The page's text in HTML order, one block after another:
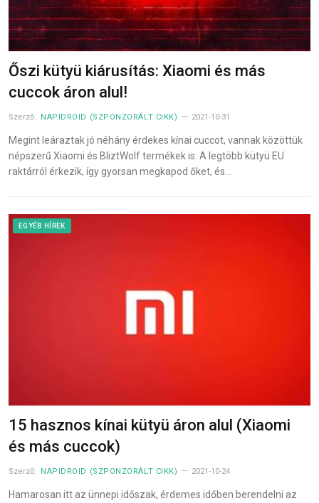
Őszi kütyü kiárusítás: Xiaomi és más
cuccok áron alul!
Szerző: NAPIDROID (SZPONZORÁLT CIKK) 2021-10-31
Megint leáraztak jó néhány érdekes kínai cuccot, vannak közöttük
népszerű Xiaomi és BliztWolf termékek is. A legtöbb kütyü EU
raktárról érkezik, így gyorsan megkapod őket, és…
EGYÉB HÍREK
15 hasznos kínai kütyü áron alul (Xiaomi
és más cuccok)
Szerző: NAPIDROID (SZPONZORÁLT CIKK) 2021-10-24
Hamarosan itt az ünnepi időszak, érdemes időben berendelni az